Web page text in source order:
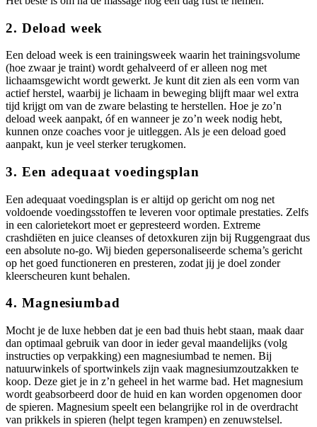
2. Deload week
Een deload week is een trainingsweek waarin het trainingsvolume
(hoe zwaar je traint) wordt gehalveerd of er alleen nog met
lichaamsgewicht wordt gewerkt. Je kunt dit zien als een vorm van
actief herstel, waarbij je lichaam in beweging blijft maar wel extra
tijd krijgt om van de zware belasting te herstellen. Hoe je zo’n
deload week aanpakt, óf en wanneer je zo’n week nodig hebt,
kunnen onze coaches voor je uitleggen. Als je een deload goed
aanpakt, kun je veel sterker terugkomen.
3. Een adequaat voedingsplan
Een adequaat voedingsplan is er altijd op gericht om nog net
voldoende voedingsstoffen te leveren voor optimale prestaties. Zelfs
in een calorietekort moet er gepresteerd worden. Extreme
crashdiëten en juice cleanses of detoxkuren zijn bij Ruggengraat dus
een absolute no-go. Wij bieden gepersonaliseerde schema’s gericht
op het goed functioneren en presteren, zodat jij je doel zonder
kleerscheuren kunt behalen.
4. Magnesiumbad
Mocht je de luxe hebben dat je een bad thuis hebt staan, maak daar
dan optimaal gebruik van door in ieder geval maandelijks (volg
instructies op verpakking) een magnesiumbad te nemen. Bij
natuurwinkels of sportwinkels zijn vaak magnesiumzoutzakken te
koop. Deze giet je in z’n geheel in het warme bad. Het magnesium
wordt geabsorbeerd door de huid en kan worden opgenomen door
de spieren. Magnesium speelt een belangrijke rol in de overdracht
van prikkels in spieren (helpt tegen krampen) en zenuwstelsel.